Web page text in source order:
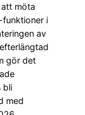
möta
funktioner i
av
gör det
bli
med